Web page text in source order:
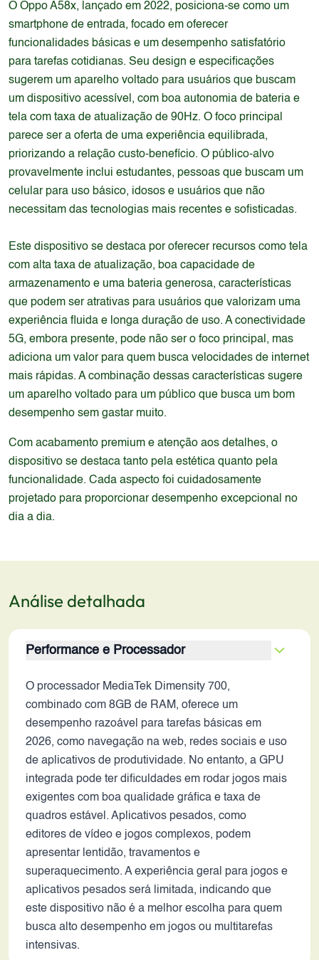
O Oppo A58x, lançado em 2022, posiciona-se como um
smartphone de entrada, focado em oferecer
funcionalidades básicas e um desempenho satisfatório
para tarefas cotidianas. Seu design e especificações
sugerem um aparelho voltado para usuários que buscam
um dispositivo acessível, com boa autonomia de bateria e
tela com taxa de atualização de 90Hz. O foco principal
parece ser a oferta de uma experiência equilibrada,
priorizando a relação custo-benefício. O público-alvo
provavelmente inclui estudantes, pessoas que buscam um
celular para uso básico, idosos e usuários que não
necessitam das tecnologias mais recentes e sofisticadas.
Este dispositivo se destaca por oferecer recursos como tela
com alta taxa de atualização, boa capacidade de
armazenamento e uma bateria generosa, características
que podem ser atrativas para usuários que valorizam uma
experiência fluida e longa duração de uso. A conectividade
5G, embora presente, pode não ser o foco principal, mas
adiciona um valor para quem busca velocidades de internet
mais rápidas. A combinação dessas características sugere
um aparelho voltado para um público que busca um bom
desempenho sem gastar muito.
Com acabamento premium e atenção aos detalhes, o
dispositivo se destaca tanto pela estética quanto pela
funcionalidade. Cada aspecto foi cuidadosamente
projetado para proporcionar desempenho excepcional no
dia a dia.
Análise detalhada
Performance e Processador
O processador MediaTek Dimensity 700,
combinado com 8GB de RAM, oferece um
desempenho razoável para tarefas básicas em
2026, como navegação na web, redes sociais e uso
de aplicativos de produtividade. No entanto, a GPU
integrada pode ter dificuldades em rodar jogos mais
exigentes com boa qualidade gráfica e taxa de
quadros estável. Aplicativos pesados, como
editores de vídeo e jogos complexos, podem
apresentar lentidão, travamentos e
superaquecimento. A experiência geral para jogos e
aplicativos pesados será limitada, indicando que
este dispositivo não é a melhor escolha para quem
busca alto desempenho em jogos ou multitarefas
intensivas.